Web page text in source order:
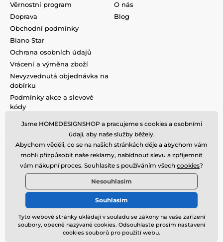
Věrnostní program
Doprava
Obchodní podmínky
Biano Star
Ochrana osobních údajů
Vrácení a výměna zboží
Nevyzvednutá objednávka na
dobírku
Podmínky akce a slevové
kódy
O nás
Blog
© 2026 www.homedesignshop.cz ⦁ E-shop vytvořilaSIMPLIA.cz
Jsme HOMEDESIGNSHOP a pracujeme s cookies a osobními
údaji, aby naše služby běžely.
Abychom věděli, co se na našich stránkách děje a abychom vám
mohli přizpůsobit naše reklamy, nabídnout slevu a zpříjemnit
vám nákupní proces. Souhlasíte s používáním všech cookies?
Nesouhlasím
Souhlasím
Tyto webové stránky ukládají v souladu se zákony na vaše zařízení
soubory, obecně nazývané cookies. Odsouhlaste prosím nastavení
cookies souborů pro použití webu.